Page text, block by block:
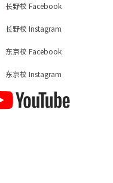
长野校 Facebook
长野校 Instagram
东京校 Facebook
东京校 Instagram